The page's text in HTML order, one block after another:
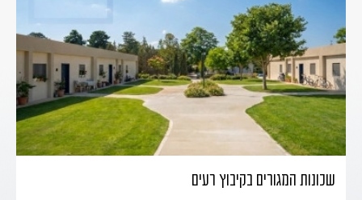
שכונות המגורים בקיבוץ רעים